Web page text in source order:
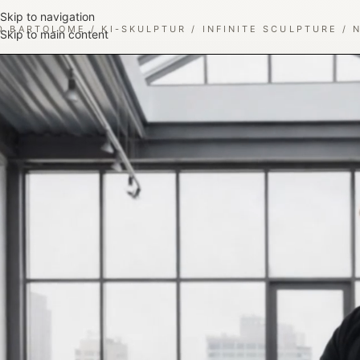
Skip to navigation
Skip to main content
BARTOLOME / KI-SKULPTUR / INFINITE SCULPTURE /